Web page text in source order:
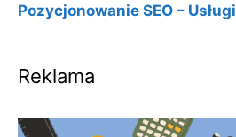
Pozycjonowanie SEO – Usługi
Reklama